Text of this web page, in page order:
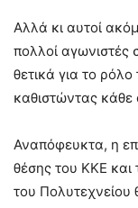
Αλλά κι αυτοί
πολλοί αγωνιστές
θετικά για το
καθιστώντας κάθε
Αναπόφευκτα, η
θέσης του ΚΚΕ και
του Πολυτεχνείου